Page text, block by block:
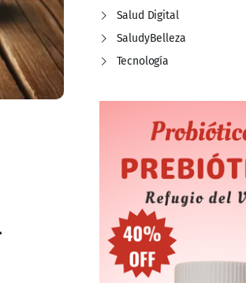
Salud Digital
SaludyBelleza
Tecnología